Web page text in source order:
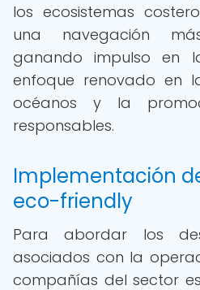
los ecosistemas
una navegación
ganando impulso en
enfoque renovado en
océanos y la
responsables.
Implementación
eco-friendly
Para abordar los
asociados con la
compañías del sector